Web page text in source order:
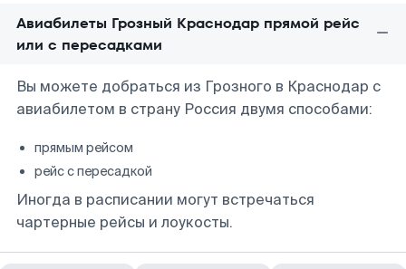
Авиабилеты Грозный Краснодар прямой рейс
или с пересадками
Вы можете добраться из Грозного в Краснодар с
авиабилетом в страну Россия двумя способами:
прямым рейсом
рейс с пересадкой
Иногда в расписании могут встречаться
чартерные рейсы и лоукосты.